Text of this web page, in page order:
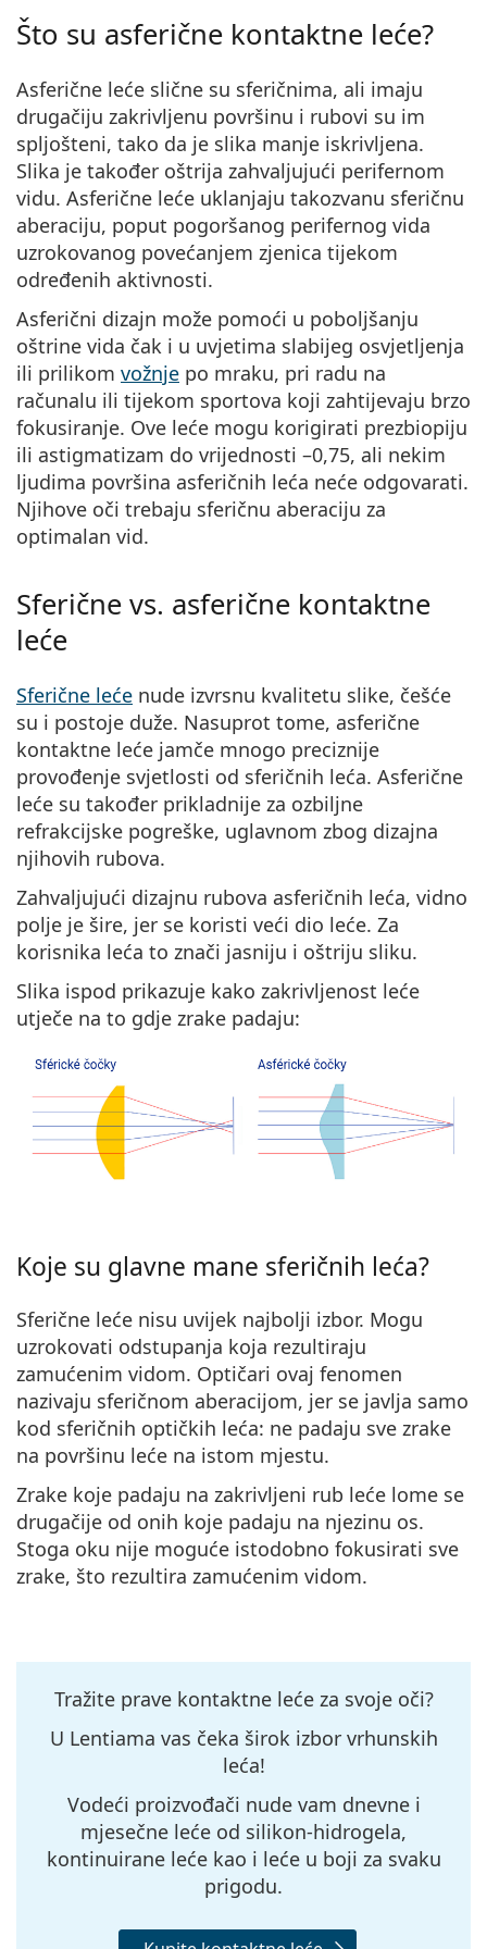
Sve marke sunčanih naočala
Što su asferične kontaktne leće?
Asferične leće slične su sferičnima, ali imaju
drugačiju zakrivljenu površinu i rubovi su im
spljošteni, tako da je slika manje iskrivljena.
Slika je također oštrija zahvaljujući perifernom
vidu. Asferične leće uklanjaju takozvanu sferičnu
aberaciju, poput pogoršanog perifernog vida
uzrokovanog povećanjem zjenica tijekom
određenih aktivnosti.
Asferični dizajn može pomoći u poboljšanju
oštrine vida čak i u uvjetima slabijeg osvjetljenja
ili prilikom vožnje po mraku, pri radu na
računalu ili tijekom sportova koji zahtijevaju brzo
fokusiranje. Ove leće mogu korigirati prezbiopiju
ili astigmatizam do vrijednosti –0,75, ali nekim
ljudima površina asferičnih leća neće odgovarati.
Njihove oči trebaju sferičnu aberaciju za
optimalan vid.
Sferične vs. asferične kontaktne
leće
Sferične leće nude izvrsnu kvalitetu slike, češće
su i postoje duže. Nasuprot tome, asferične
kontaktne leće jamče mnogo preciznije
provođenje svjetlosti od sferičnih leća. Asferične
leće su također prikladnije za ozbiljne
refrakcijske pogreške, uglavnom zbog dizajna
njihovih rubova.
Zahvaljujući dizajnu rubova asferičnih leća, vidno
polje je šire, jer se koristi veći dio leće. Za
korisnika leća to znači jasniju i oštriju sliku.
Slika ispod prikazuje kako zakrivljenost leće
utječe na to gdje zrake padaju:
Koje su glavne mane sferičnih leća?
Sferične leće nisu uvijek najbolji izbor. Mogu
uzrokovati odstupanja koja rezultiraju
zamućenim vidom. Optičari ovaj fenomen
nazivaju sferičnom aberacijom, jer se javlja samo
kod sferičnih optičkih leća: ne padaju sve zrake
na površinu leće na istom mjestu.
Zrake koje padaju na zakrivljeni rub leće lome se
drugačije od onih koje padaju na njezinu os.
Stoga oku nije moguće istodobno fokusirati sve
zrake, što rezultira zamućenim vidom.
Tražite prave kontaktne leće za svoje oči?
U Lentiama vas čeka širok izbor vrhunskih
leća!
Vodeći proizvođači nude vam dnevne i
mjesečne leće od silikon-hidrogela,
kontinuirane leće kao i leće u boji za svaku
prigodu.